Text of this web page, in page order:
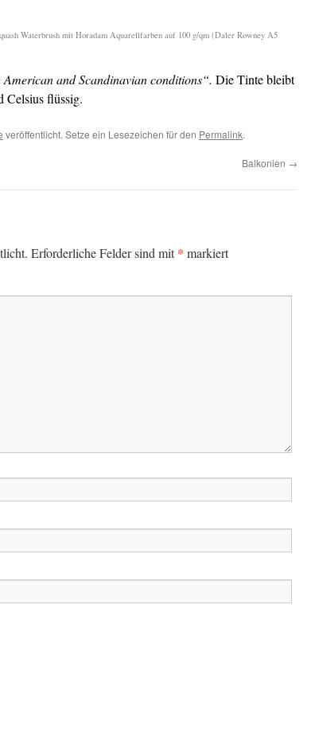
Waterbrush mit Horadam Aquarellfarben auf 100 g/qm (Daler Rowney A5
and Scandinavian conditions“. Die Tinte bleibt
Celsius flüssig.
veröffentlicht. Setze ein Lesezeichen für den Permalink.
Balkonien →
Erforderliche Felder sind mit* markiert